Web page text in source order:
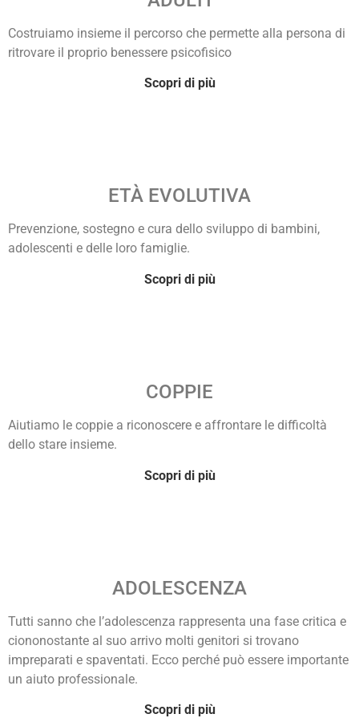
Costruiamo insieme il percorso che permette alla persona di
ritrovare il proprio benessere psicofisico
Scopri di più
ETÀ EVOLUTIVA
Prevenzione, sostegno e cura dello sviluppo di bambini,
adolescenti e delle loro famiglie.
Scopri di più
COPPIE
Aiutiamo le coppie a riconoscere e affrontare le difficoltà
dello stare insieme.
Scopri di più
ADOLESCENZA
Tutti sanno che l’adolescenza rappresenta una fase critica e
ciononostante al suo arrivo molti genitori si trovano
impreparati e spaventati. Ecco perché può essere importante
un aiuto professionale.
Scopri di più